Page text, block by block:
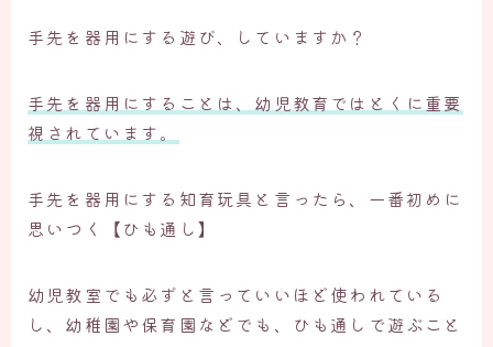
手先を器用にする遊び、していますか？
手先を器用にすることは、幼児教育ではとくに重要
視されています。
手先を器用にする知育玩具と言ったら、一番初めに
思いつく【ひも通し】
幼児教室でも必ずと言っていいほど使われている
し、幼稚園や保育園などでも、ひも通しで遊ぶこと